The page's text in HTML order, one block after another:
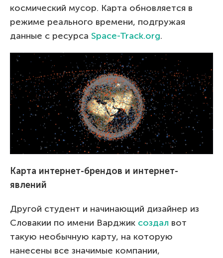
космический мусор. Карта обновляется в
режиме реального времени, подгружая
данные с ресурса Space-Track.org.
Карта интернет-брендов и интернет-
явлений
Другой студент и начинающий дизайнер из
Словакии по имени Варджик создал вот
такую необычную карту, на которую
нанесены все значимые компании,